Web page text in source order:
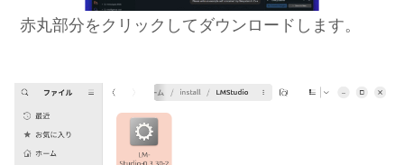
赤丸部分をクリックしてダウンロードします。